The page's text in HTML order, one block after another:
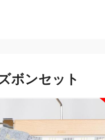
ボンセット